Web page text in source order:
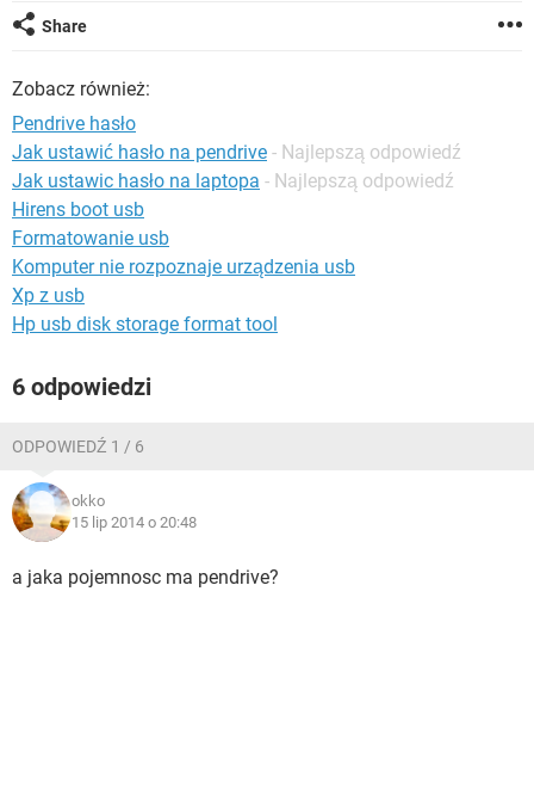
WINDOWS 10
Share
Zobacz również:
Pendrive hasło
Jak ustawić hasło na pendrive - Najlepszą odpowiedź
Jak ustawic hasło na laptopa - Najlepszą odpowiedź
Hirens boot usb
Formatowanie usb
Komputer nie rozpoznaje urządzenia usb
Xp z usb
Hp usb disk storage format tool
6 odpowiedzi
ODPOWIEDŹ 1 / 6
okko
15 lip 2014 o 20:48
a jaka pojemnosc ma pendrive?